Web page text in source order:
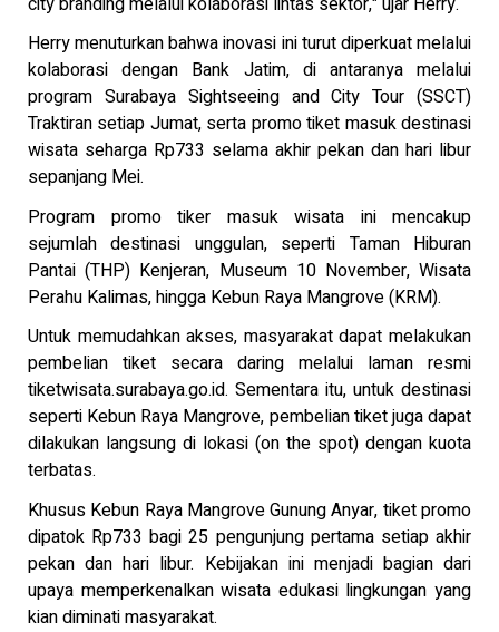
Herry menuturkan bahwa inovasi ini turut diperkuat melalui
kolaborasi dengan Bank Jatim, di antaranya melalui
program Surabaya Sightseeing and City Tour (SSCT)
Traktiran setiap Jumat, serta promo tiket masuk destinasi
wisata seharga Rp733 selama akhir pekan dan hari libur
sepanjang Mei.
Program promo tiker masuk wisata ini mencakup
sejumlah destinasi unggulan, seperti Taman Hiburan
Pantai (THP) Kenjeran, Museum 10 November, Wisata
Perahu Kalimas, hingga Kebun Raya Mangrove (KRM).
Untuk memudahkan akses, masyarakat dapat melakukan
pembelian tiket secara daring melalui laman resmi
tiketwisata.surabaya.go.id. Sementara itu, untuk destinasi
seperti Kebun Raya Mangrove, pembelian tiket juga dapat
dilakukan langsung di lokasi (on the spot) dengan kuota
terbatas.
Khusus Kebun Raya Mangrove Gunung Anyar, tiket promo
dipatok Rp733 bagi 25 pengunjung pertama setiap akhir
pekan dan hari libur. Kebijakan ini menjadi bagian dari
upaya memperkenalkan wisata edukasi lingkungan yang
kian diminati masyarakat.